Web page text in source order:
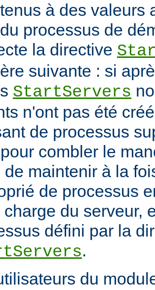
à des valeurs
processus de
la directive
suivante : si
StartServers
n'ont pas été
de processus
combler le
de maintenir à la
de processus
charge du serveur,
défini par la
.
du